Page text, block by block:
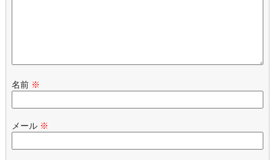
名前 ※
メール ※